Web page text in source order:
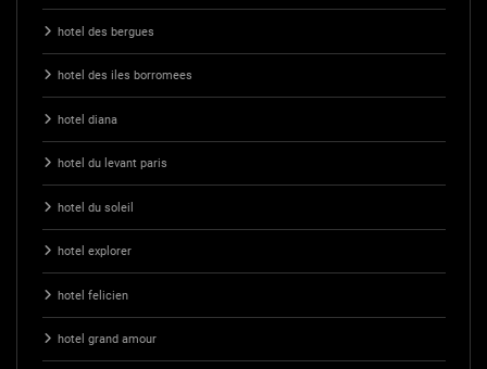
hotel des bergues
hotel des iles borromees
hotel diana
hotel du levant paris
hotel du soleil
hotel explorer
hotel felicien
hotel grand amour